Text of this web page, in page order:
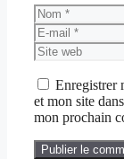
Nom
E-
mail
Site
web
Enregistrer
et mon site
mon prochain